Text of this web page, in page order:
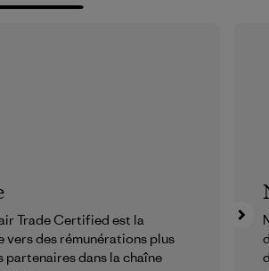
Trade Certified est la
vers des rémunérations plus
partenaires dans la chaîne